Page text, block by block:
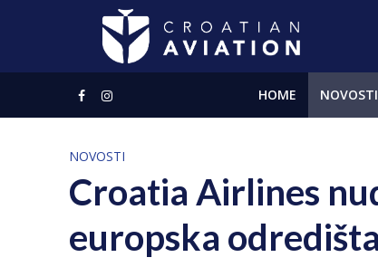
HOME NOVOSTI
NOVOSTI
Croatia Airlines
europska odredišta